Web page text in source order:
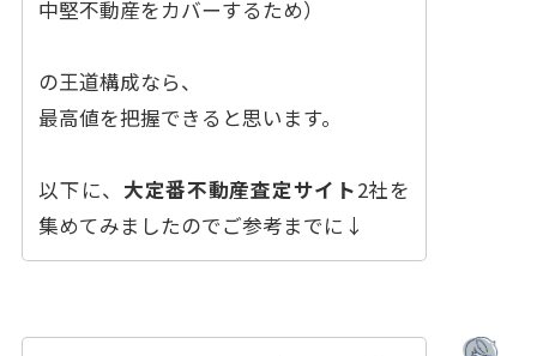
中堅不動産をカバーするため）
の王道構成なら、
最高値を把握できると思います。
以下に、 大定番不動産査定サイト2社を
集めてみましたのでご参考までに↓